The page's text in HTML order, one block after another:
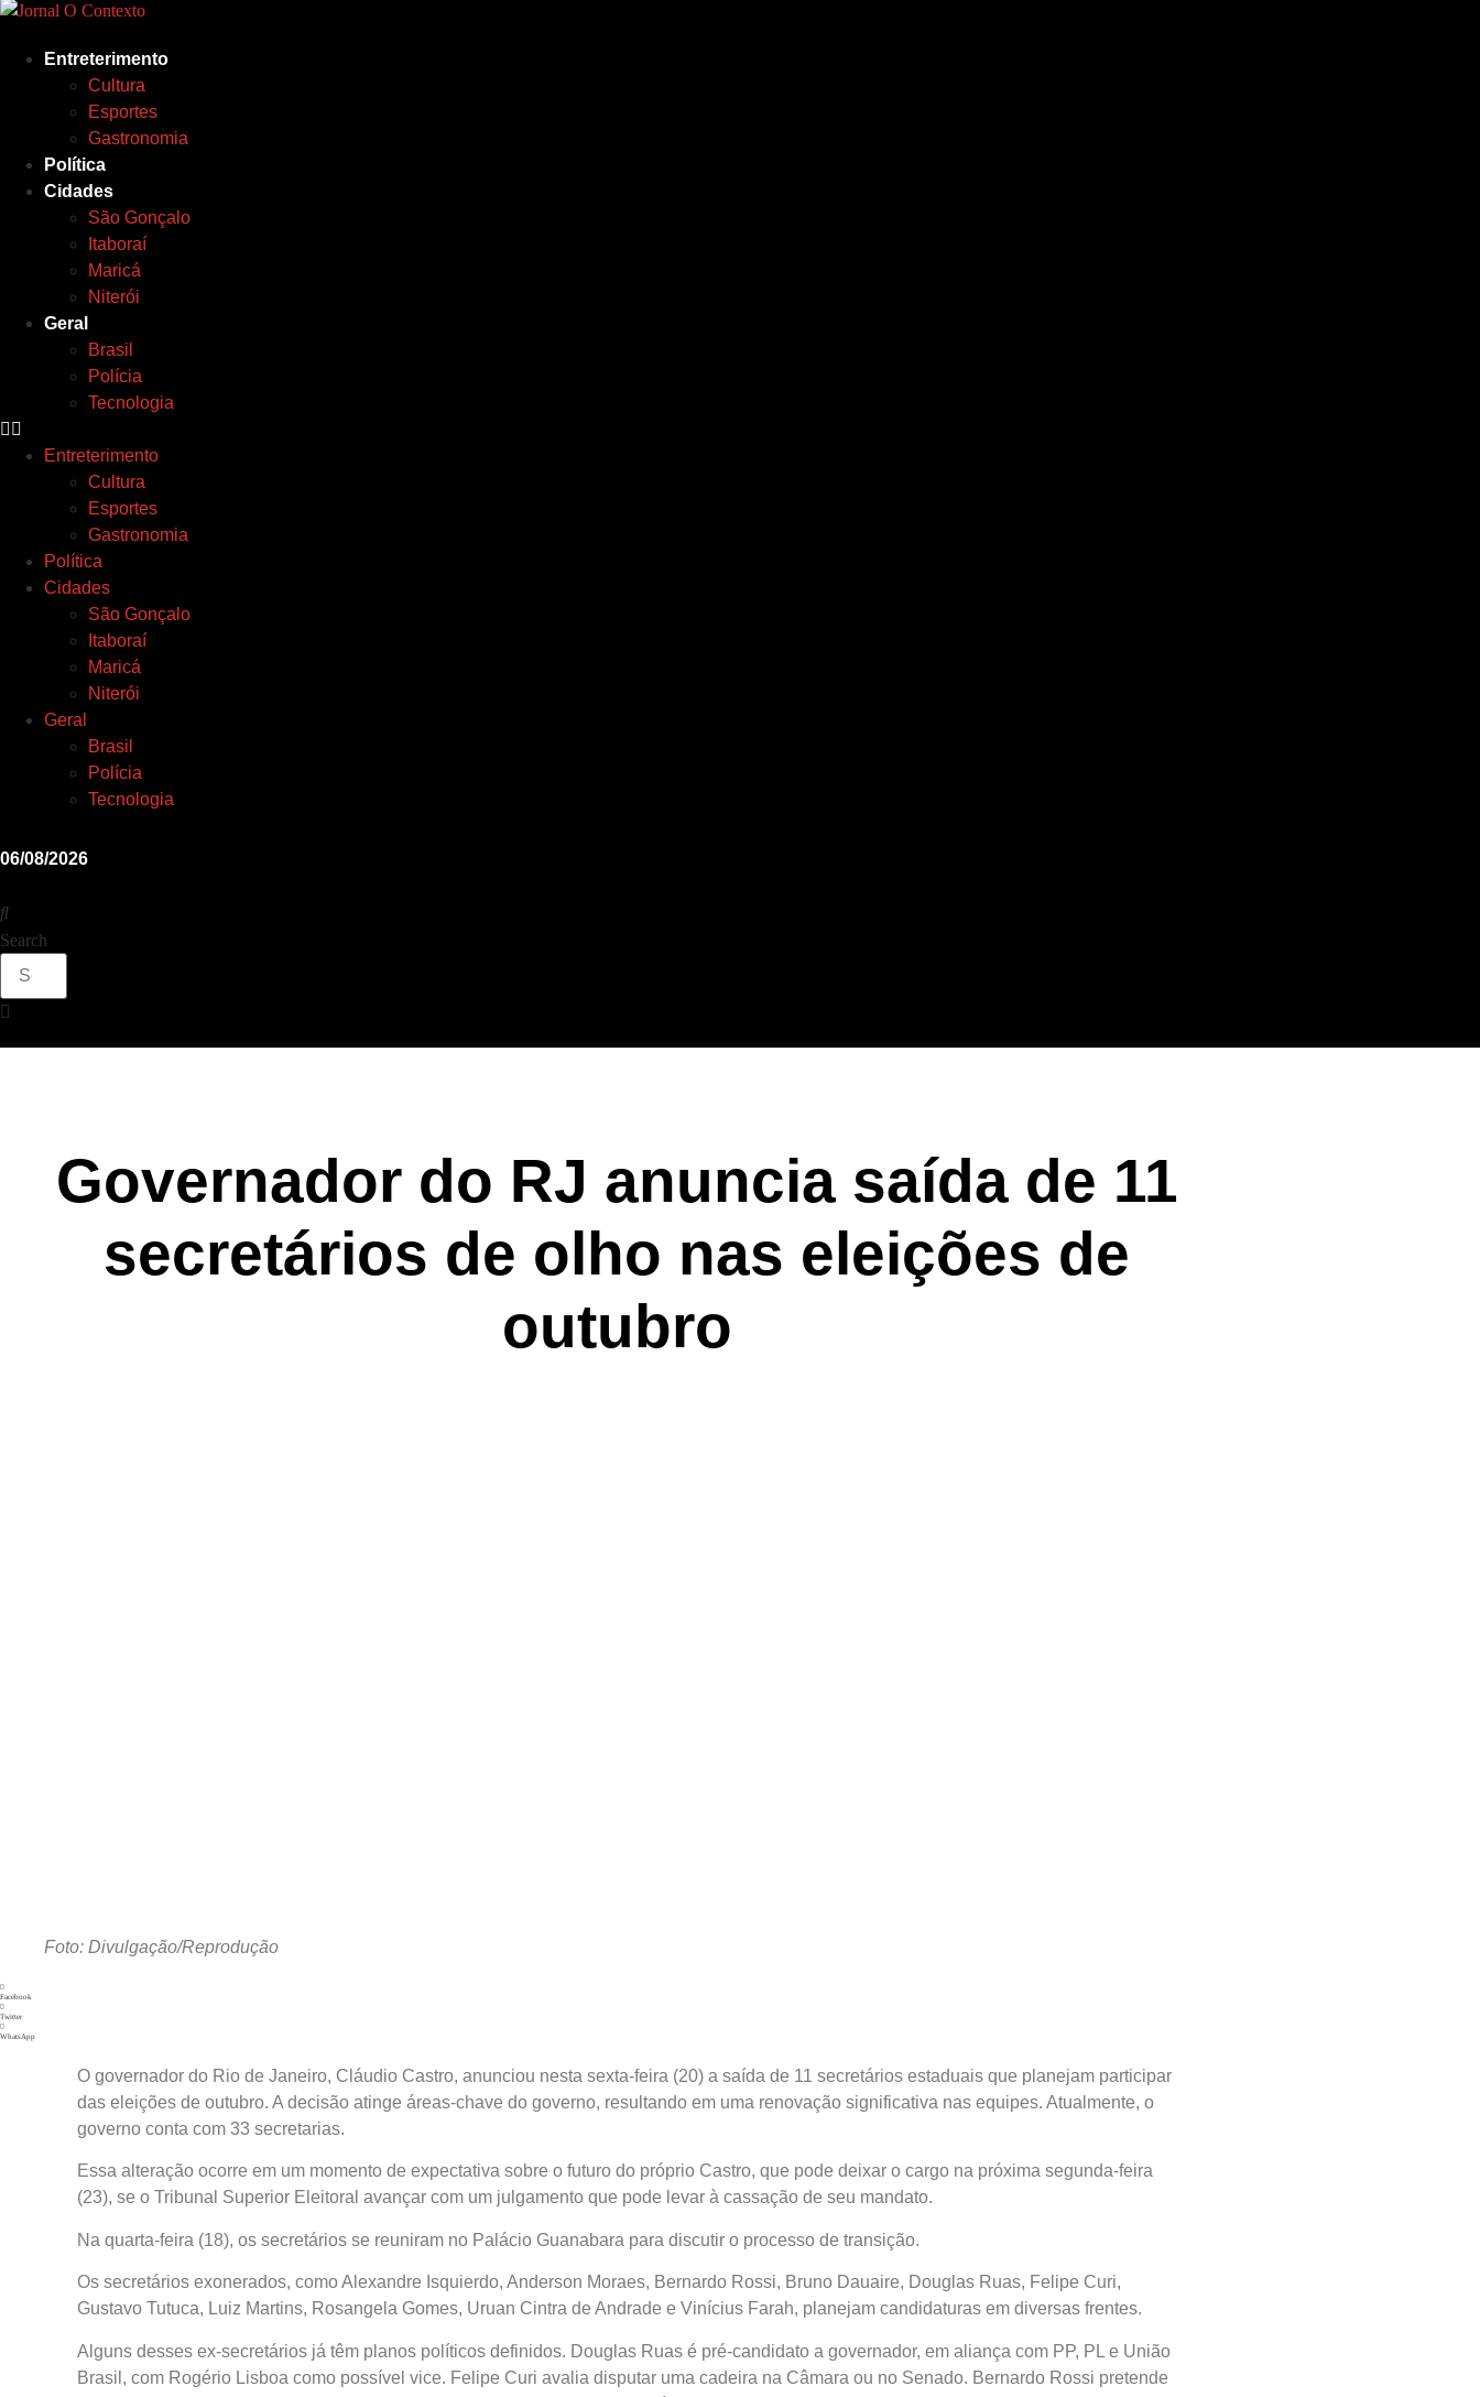
Ir
Entreterimento
Cultura
Esportes
Gastronomia
Política
Cidades
São Gonçalo
Itaboraí
Maricá
Niterói
Geral
Brasil
Polícia
Tecnologia
Entreterimento
Cultura
Esportes
Gastronomia
Política
Cidades
São Gonçalo
Itaboraí
Maricá
Niterói
Geral
Brasil
Polícia
Tecnologia
06/08/2026
Search
Governador do RJ anuncia saída de 11
secretários de olho nas eleições de
outubro
Foto: Divulgação/Reprodução
Facebook
Twitter
WhatsApp
O governador do Rio de Janeiro, Cláudio Castro, anunciou nesta sexta-feira (20) a saída de 11 secretários estaduais que planejam participar
das eleições de outubro. A decisão atinge áreas-chave do governo, resultando em uma renovação significativa nas equipes. Atualmente, o
governo conta com 33 secretarias.
Essa alteração ocorre em um momento de expectativa sobre o futuro do próprio Castro, que pode deixar o cargo na próxima segunda-feira
(23), se o Tribunal Superior Eleitoral avançar com um julgamento que pode levar à cassação de seu mandato.
Na quarta-feira (18), os secretários se reuniram no Palácio Guanabara para discutir o processo de transição.
Os secretários exonerados, como Alexandre Isquierdo, Anderson Moraes, Bernardo Rossi, Bruno Dauaire, Douglas Ruas, Felipe Curi,
Gustavo Tutuca, Luiz Martins, Rosangela Gomes, Uruan Cintra de Andrade e Vinícius Farah, planejam candidaturas em diversas frentes.
Alguns desses ex-secretários já têm planos políticos definidos. Douglas Ruas é pré-candidato a governador, em aliança com PP, PL e União
Brasil, com Rogério Lisboa como possível vice. Felipe Curi avalia disputar uma cadeira na Câmara ou no Senado. Bernardo Rossi pretende